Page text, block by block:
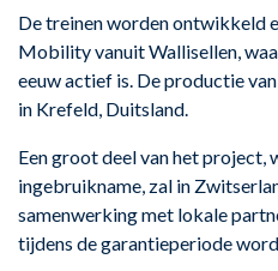
De treinen worden ontwikkeld
Mobility vanuit Wallisellen,
eeuw actief is. De productie
in Krefeld, Duitsland.
Een groot deel van het project,
ingebruikname, zal in
samenwerking met lokale
tijdens de garantieperiode